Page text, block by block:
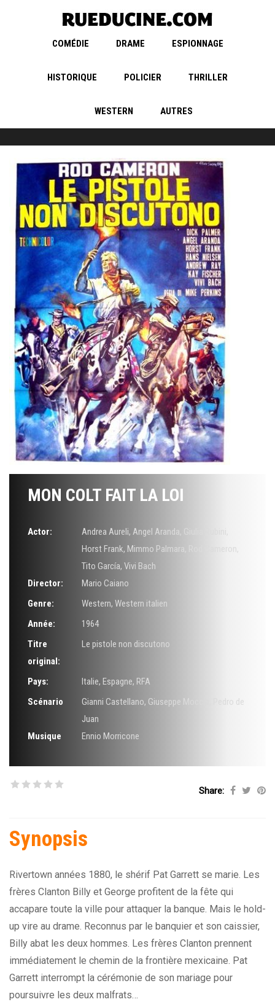
COMÉDIE DRAME ESPIONNAGE
HISTORIQUE POLICIER THRILLER
WESTERN AUTRES
MON COLT FAIT LA LOI
Actor: Andrea Aureli, Angel Aranda,
Horst Frank, Mimmo Palmara Rod Cameron,
Tito García, Vivi Bach
Director:
Mario Caiano
Genre:
Western, Western italien
Année:
1964
Titre
original:
Le pistole non discutono
Pays:
Italie, Espagne, RFA
Scénario
Gianni Castellano, Giuseppe Moccia
Pedro de
Juan
Musique
Ennio Morricone
Share:
Synopsis
Rivertown années 1880, le shérif Pat Garrett se marie. Les
frères Clanton Billy et George profitent de la fête qui
accapare toute la ville pour attaquer la banque. Mais le hold-
up vire au drame. Reconnus par le banquier et son caissier,
Billy abat les deux hommes. Les frères Clanton prennent
immédiatement le chemin de la frontière mexicaine. Pat
Garrett interrompt la cérémonie de son mariage pour
poursuivre les deux malfrats…